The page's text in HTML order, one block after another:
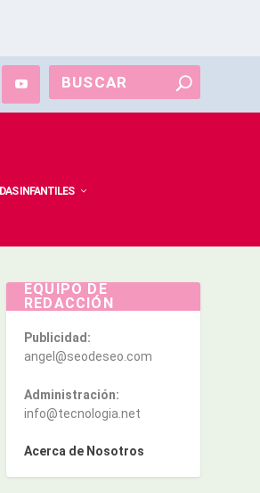
INFANTILES
EQUIPO DE
REDACCIÓN
Publicidad:
angel@seodeseo.com
Administración:
info@tecnologia.net
Acerca de Nosotros